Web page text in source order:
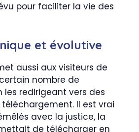
pour faciliter la vie des
et évolutive
aussi aux visiteurs de
nombre de
les redirigeant vers des
Il est vrai
avec la justice, la
de télécharger en